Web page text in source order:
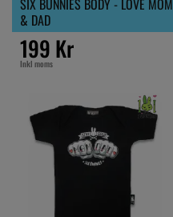
SIX BUNNIES BODY - LOVE MOM
& DAD
199 Kr
Inkl moms